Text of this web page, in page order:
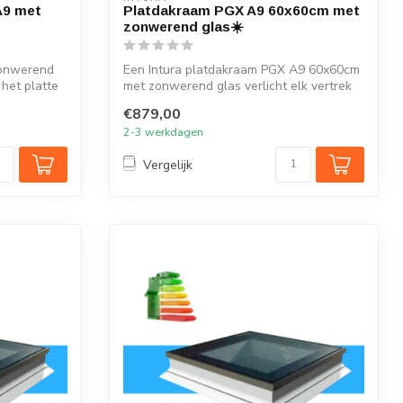
met
platte
Platdakraam PGX A9 60x60cm met
zonwerend glas☀️
Een Intura platdakraam PGX A9 60x60cm
met zonwerend glas verlicht elk vertrek
€879,00
2-3 werkdagen
Vergelijk